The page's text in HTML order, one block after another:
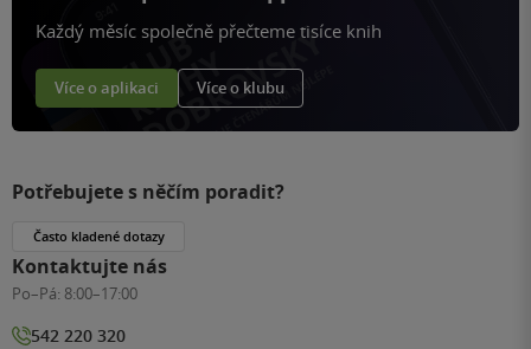
Každý měsíc společně přečteme tisíce knih
Více o aplikaci Více o klubu
Potřebujete s něčím poradit?
Často kladené dotazy
Kontaktujte nás
Po–Pá: 8:00–17:00
542 220 320